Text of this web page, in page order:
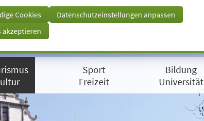
Cookies
Datenschutzeinstellungen anpassen
akzeptieren
Sport
Freizeit
Bildung
Universität